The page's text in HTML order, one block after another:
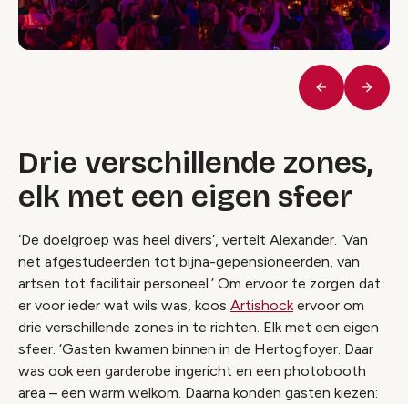
Vorige
Drie verschillende zones,
elk met een eigen sfeer
‘De doelgroep was heel divers’, vertelt Alexander. ‘Van
net afgestudeerden tot bijna-gepensioneerden, van
artsen tot facilitair personeel.’ Om ervoor te zorgen dat
er voor ieder wat wils was, koos Artishock ervoor om
drie verschillende zones in te richten. Elk met een eigen
sfeer. ‘Gasten kwamen binnen in de Hertogfoyer. Daar
was ook een garderobe ingericht en een photobooth
area – een warm welkom. Daarna konden gasten kiezen: